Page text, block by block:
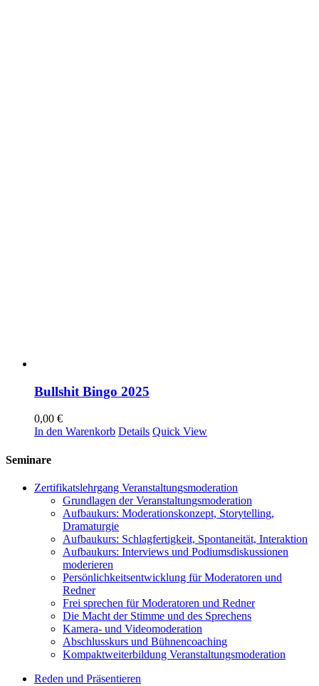
Bullshit Bingo 2025
0,00 €
In den Warenkorb Details Quick View
Seminare
Zertifikatslehrgang Veranstaltungsmoderation
Grundlagen der Veranstaltungsmoderation
Aufbaukurs: Moderationskonzept, Storytelling,
Dramaturgie
Aufbaukurs: Schlagfertigkeit, Spontaneität, Interaktion
Aufbaukurs: Interviews und Podiumsdiskussionen
moderieren
Persönlichkeitsentwicklung für Moderatoren und
Redner
Frei sprechen für Moderatoren und Redner
Die Macht der Stimme und des Sprechens
Kamera- und Videomoderation
Abschlusskurs und Bühnencoaching
Kompaktweiterbildung Veranstaltungsmoderation
Reden und Präsentieren